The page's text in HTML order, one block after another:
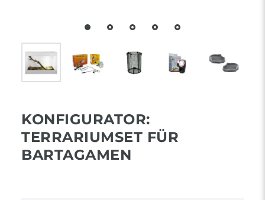
KONFIGURATOR:
TERRARIUMSET FÜR
BARTAGAMEN